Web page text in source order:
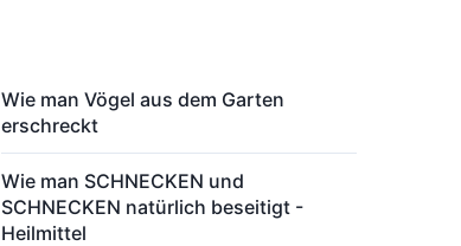
Wie man Vögel aus dem Garten
erschreckt
Wie man SCHNECKEN und
SCHNECKEN natürlich beseitigt -
Heilmittel